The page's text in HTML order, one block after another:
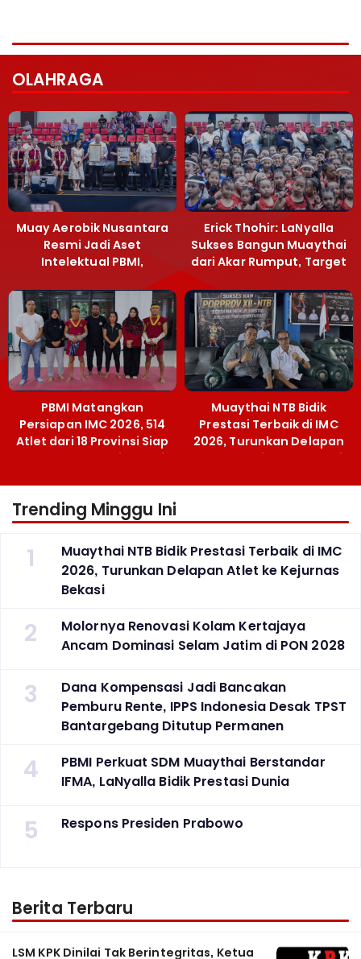
OLAHRAGA
Muay Aerobik Nusantara
Resmi Jadi Aset
Intelektual PBMI,
Terobosan Bangun
Grassroots
Erick Thohir: LaNyalla
Sukses Bangun Muaythai
dari Akar Rumput, Target
PBMI Matangkan
Persiapan IMC 2026, 514
Atlet dari 18 Provinsi Siap
Berlaga Besok di Bekasi
Muaythai NTB Bidik
Prestasi Terbaik di IMC
2026, Turunkan Delapan
Atlet ke Kejurnas Bekasi
Trending Minggu Ini
1
Muaythai NTB Bidik Prestasi Terbaik di IMC
2026, Turunkan Delapan Atlet ke Kejurnas
Bekasi
2
Molornya Renovasi Kolam Kertajaya
Ancam Dominasi Selam Jatim di PON 2028
3
Dana Kompensasi Jadi Bancakan
Pemburu Rente, IPPS Indonesia Desak TPST
Bantargebang Ditutup Permanen
4
PBMI Perkuat SDM Muaythai Berstandar
IFMA, LaNyalla Bidik Prestasi Dunia
5 Respons Presiden Prabowo
Berita Terbaru
LSM KPK Dinilai Tak Berintegritas, Ketua